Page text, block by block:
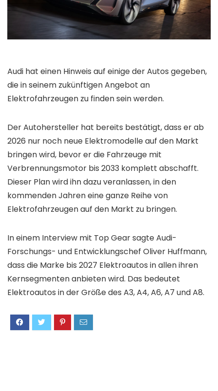
Audi hat einen Hinweis auf einige der Autos gegeben,
die in seinem zukünftigen Angebot an
Elektrofahrzeugen zu finden sein werden.
Der Autohersteller hat bereits bestätigt, dass er ab
2026 nur noch neue Elektromodelle auf den Markt
bringen wird, bevor er die Fahrzeuge mit
Verbrennungsmotor bis 2033 komplett abschafft.
Dieser Plan wird ihn dazu veranlassen, in den
kommenden Jahren eine ganze Reihe von
Elektrofahrzeugen auf den Markt zu bringen.
In einem Interview mit Top Gear sagte Audi-
Forschungs- und Entwicklungschef Oliver Huffmann,
dass die Marke bis 2027 Elektroautos in allen ihren
Kernsegmenten anbieten wird. Das bedeutet
Elektroautos in der Größe des A3, A4, A6, A7 und A8.